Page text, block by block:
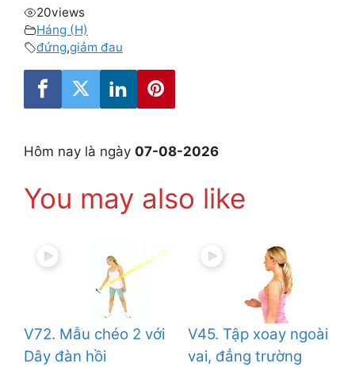
20views
Háng (H)
đứng,giảm đau
Hôm nay là ngày 07-08-2026
You may also like
V72. Mẫu chéo 2 với
Dây đàn hồi
V45. Tập xoay ngoài
vai, đẳng trường